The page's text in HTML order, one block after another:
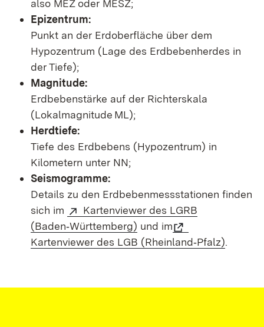
also MEZ oder MESZ;
Epizentrum:
Punkt an der Erdoberfläche über dem
Hypozentrum (Lage des Erdbebenherdes in
der Tiefe);
Magnitude:
Erdbebenstärke auf der Richterskala
(Lokalmagnitude ML);
Herdtiefe:
Tiefe des Erdbebens (Hypozentrum) in
Kilometern unter NN;
Seismogramme:
Details zu den Erdbebenmessstationen finden
sich im
Kartenviewer des LGRB
(Baden‑Württemberg) und im
Kartenviewer des LGB (Rheinland‑Pfalz).